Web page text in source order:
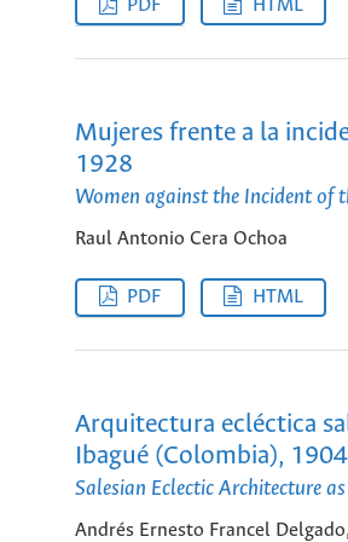
PDF HTML
Mujeres frente a la
1928
Women against the Incident
Raul Antonio Cera Ochoa
PDF HTML
Arquitectura ecléctica
Ibagué (Colombia), 1904
Salesian Eclectic Architecture
Andrés Ernesto Francel